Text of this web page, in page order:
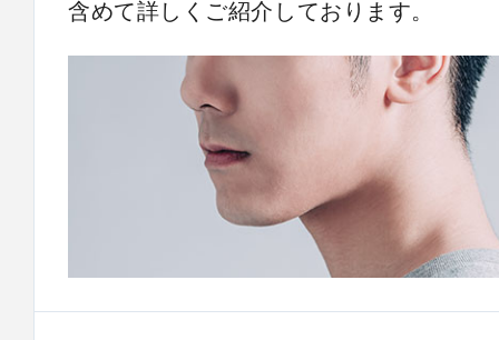
含めて詳しくご紹介しております。